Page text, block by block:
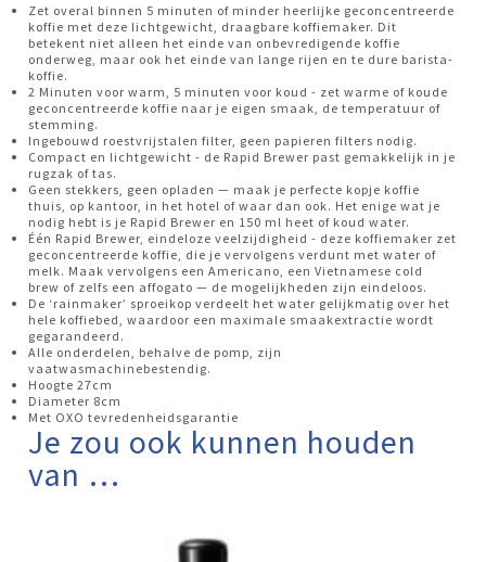
Zet overal binnen 5 minuten of minder heerlijke geconcentreerde
koffie met deze lichtgewicht, draagbare koffiemaker. Dit
betekent niet alleen het einde van onbevredigende koffie
onderweg, maar ook het einde van lange rijen en te dure barista-
koffie.
2 Minuten voor warm, 5 minuten voor koud - zet warme of koude
geconcentreerde koffie naar je eigen smaak, de temperatuur of
stemming.
Ingebouwd roestvrijstalen filter, geen papieren filters nodig.
Compact en lichtgewicht - de Rapid Brewer past gemakkelijk in je
rugzak of tas.
Geen stekkers, geen opladen — maak je perfecte kopje koffie
thuis, op kantoor, in het hotel of waar dan ook. Het enige wat je
nodig hebt is je Rapid Brewer en 150 ml heet of koud water.
Één Rapid Brewer, eindeloze veelzijdigheid - deze koffiemaker zet
geconcentreerde koffie, die je vervolgens verdunt met water of
melk. Maak vervolgens een Americano, een Vietnamese cold
brew of zelfs een affogato — de mogelijkheden zijn eindeloos.
De ‘rainmaker’ sproeikop verdeelt het water gelijkmatig over het
hele koffiebed, waardoor een maximale smaakextractie wordt
gegarandeerd.
Alle onderdelen, behalve de pomp, zijn
vaatwasmachinebestendig.
Hoogte 27cm
Diameter 8cm
Met OXO tevredenheidsgarantie
Je zou ook kunnen houden
van …